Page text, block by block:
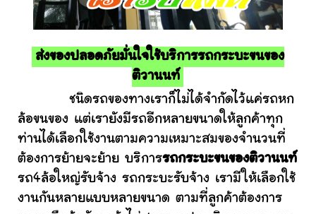
ส่งของปลอดภัยมั่นใจใช้บริการรถกระบะขนของ
ติวานนท์
ชนิดรถของทางเราก็ไม่ได้จำกัดไว้แค่รถหก
ล้อขนของ แต่เรายังมีรถอีกหลายขนาดให้ลูกค้าทุก
ท่านได้เลือกใช้งานตามความเหมาะสมของจำนวนที่
ต้องการย้ายจะย้าย บริการรถกระบะขนของติวานนท์
รถ4ล้อใหญ่รับจ้าง รถกระบะรับจ้าง เรามีให้เลือกใช้
งานกันหลายแบบหลายขนาด ตามที่ลูกค้าต้องการ